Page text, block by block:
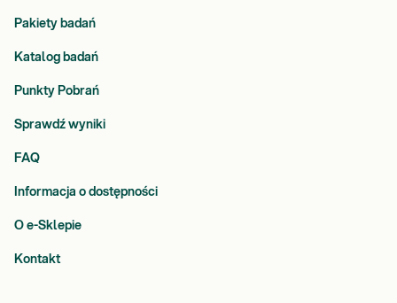
Pakiety badań
Katalog badań
Punkty Pobrań
Sprawdź wyniki
FAQ
Informacja o dostępności
O e-Sklepie
Kontakt